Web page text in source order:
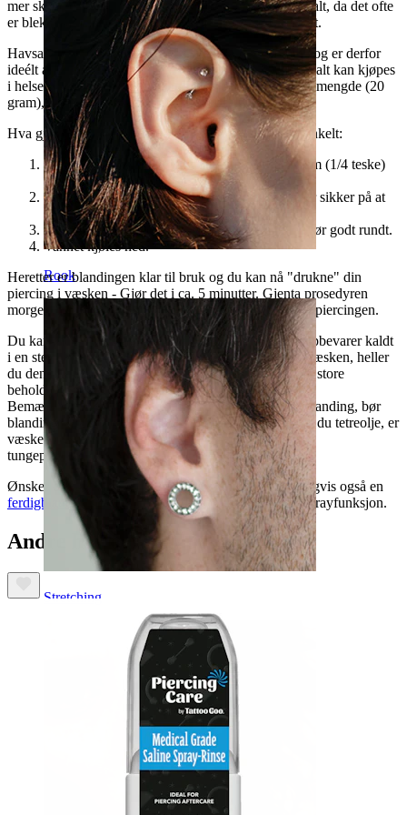
Rook
Stretching
mer skade end godt. Bruk f.eks. ikke vanlig kjøkkensalt, da det ofte
er bleket samt tilført jod eller saltvann direkte fra havet.
Havsalt inneholder fra naturens side nesten ingen jod og er derfor
ideélt å bruke hvis du vil lage ditt egen saltvann. Havsalt kan kjøpes
i helseforretninger eller du kan kjøpe det her i en liten mengde (20
gram), som allikevel gir opp til 4 liter saltvann.
Hva gjør du så, tenker du nok. Det er faktisk meget enkelt:
Du tar ca. 2,5 dl. rent vann og tilføyer 1,25 gram (1/4 teske)
salt til vannet.
Så gir du vannet et oppkok, hvor du samtidig er sikker på at
vannet har oppløst saltet.
Valgfritt: Tilføy 2 dråper tetreoljetil vannet og rør godt rundt.
Vannet kjøles ned.
Heretter er blandingen klar til bruk og du kan nå "drukne" din
piercing i væsken - Gjør det i ca. 5 minutter. Gjenta prosedyren
morgen og kveld til det ikke lengre er problemer med piercingen.
Du kan med fordel lage en større mengde, som du oppbevarer kaldt
i en steril beholder. Hver gang du skal bruke noe av væsken, heller
du den ønskede mengden over i et annet glass, så den store
beholderen ikke blir "infisert".
Bemærk vennligst at hvis du tilføyer tetreolje til din blanding, bør
blandingen ikke benyttes til orale piercinger. Unnlater du tetreolje, er
væsken også beregnet til orale piercinger, som f.eks.
tungepiercinger.
Ønsker du ikke å lage ditt eget saltvann, har vi naturligvis også en
ferdigblandet isoton saltvannsløsning
med en smart sprayfunksjon.
Andre har også kjøpt